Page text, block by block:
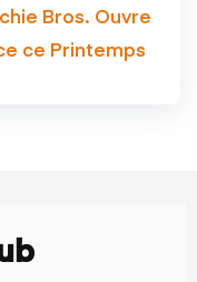
Bros. Ouvre
ce Printemps